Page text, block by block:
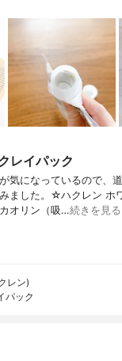
レイパック
気になっているので、
ました。☆ハクレン ホ
オリン（吸…続きを見る
レン)
パック